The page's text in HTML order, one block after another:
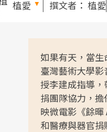
植愛 撰文者： 植愛
如果有天，當
臺灣藝術大學
授李建成指導
捐團隊協力，
映微電影《餘
和醫療與器官捐